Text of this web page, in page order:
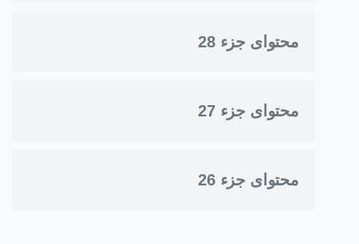
محتوای جزء 28
محتوای جزء 27
محتوای جزء 26